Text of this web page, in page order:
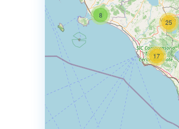
25
17
8